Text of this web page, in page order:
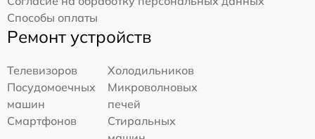
Способы оплаты
Ремонт устройств
Телевизоров
Холодильников
Посудомоечных
машин
Микроволновых
печей
Смартфонов
Стиральных